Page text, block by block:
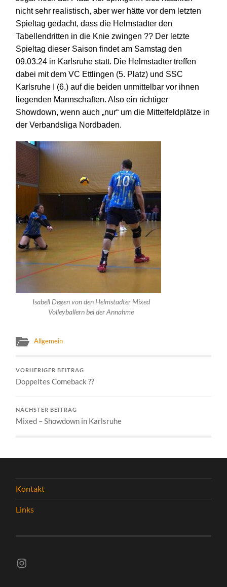
nicht sehr realistisch, aber wer hätte vor dem letzten
Spieltag gedacht, dass die Helmstadter den
Tabellendritten in die Knie zwingen ?? Der letzte
Spieltag dieser Saison findet am Samstag den
09.03.24 in Karlsruhe statt. Die Helmstadter treffen
dabei mit dem VC Ettlingen (5. Platz) und SSC
Karlsruhe I (6.) auf die beiden unmittelbar vor ihnen
liegenden Mannschaften. Also ein richtiger
Showdown, wenn auch „nur“ um die Mittelfeldplätze in
der Verbandsliga Nordbaden.
Isabell Degen von den Helmstadter Mixed
Volleyballern bei der Annahme
Allgemein
VORHERIGER BEITRAG
Doppeltes Comeback ??
NÄCHSTER BEITRAG
Mixed – Showdown in Karlsruhe
Kontakt
Links
Instagram vsghelmstadt.volleyball